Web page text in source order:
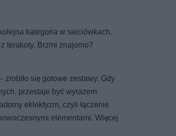
kategoria w sieciówkach.
terakoty. Brzmi znajomo?
się gotowe zestawy. Gdy
przestaje być wyrazem
eklektyzm, czyli łączenie
elementami. Więcej